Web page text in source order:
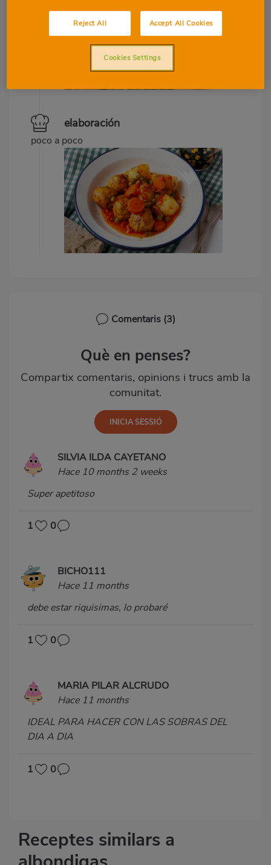
elaboración
poco a poco
Comentaris (3)
Què en penses?
Compartix comentaris, opinions i trucs amb la
comunitat.
SILVIA ILDA CAYETANO
Hace 10 months 2 weeks
Super apetitoso
1 0
BICHO111
Hace 11 months
debe estar riquisimas, lo probaré
1 0
MARIA PILAR ALCRUDO
Hace 11 months
IDEAL PARA HACER CON LAS SOBRAS DEL
DIA A DIA
1 0
Receptes similars a
Reject All Accept All Cookies
Cookies Settings